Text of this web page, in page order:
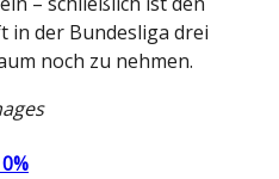
in der Bundesliga drei
noch zu nehmen.
0%